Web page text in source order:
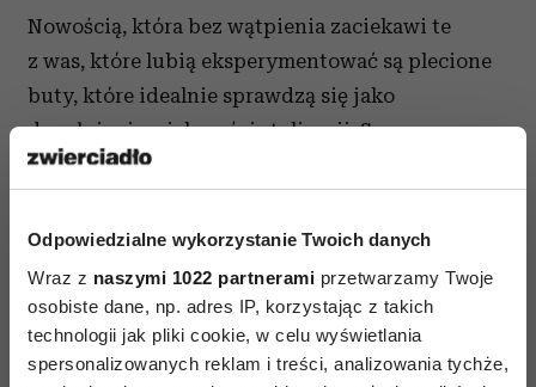
Odpowiedzialne wykorzystanie Twoich danych
Wraz z naszymi 1022 partnerami przetwarzamy Twoje
osobiste dane, np. adres IP, korzystając z takich
technologii jak pliki cookie, w celu wyświetlania
spersonalizowanych reklam i treści, analizowania tychże,
Nowością, która bez wątpienia zaciekawi te
z was, które lubią eksperymentować są plecione
buty, które idealnie sprawdzą się jako
dopełnienie większości stylizacji. Są
uniwersalne, stylowe i przede wszystkim
wybierzemy - buty na wysokim obcasie, czółenka
czy baleriny.